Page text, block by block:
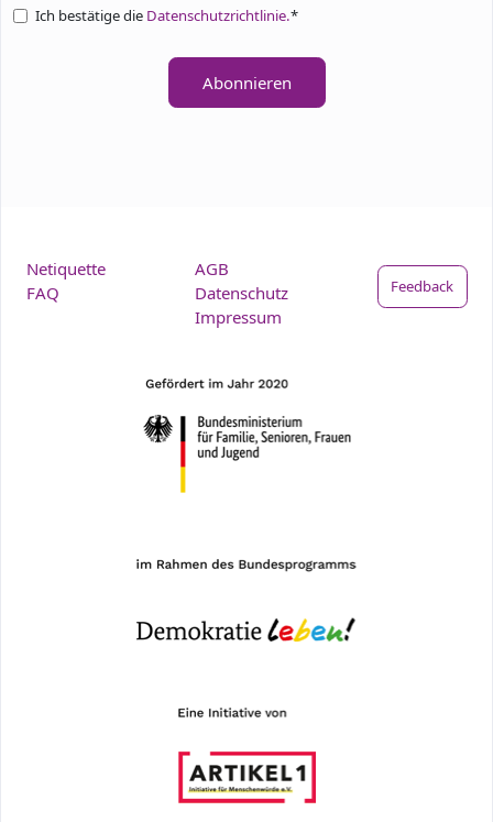
Ich bestätige die Datenschutzrichtlinie.*
Abonnieren
Netiquette
FAQ
AGB
Datenschutz
Impressum
Feedback